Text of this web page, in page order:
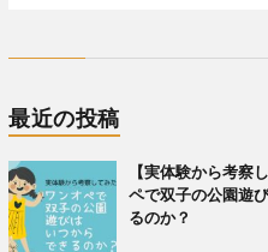
最近の投稿
【実体験から考察
ペで双子の公園遊
るのか？